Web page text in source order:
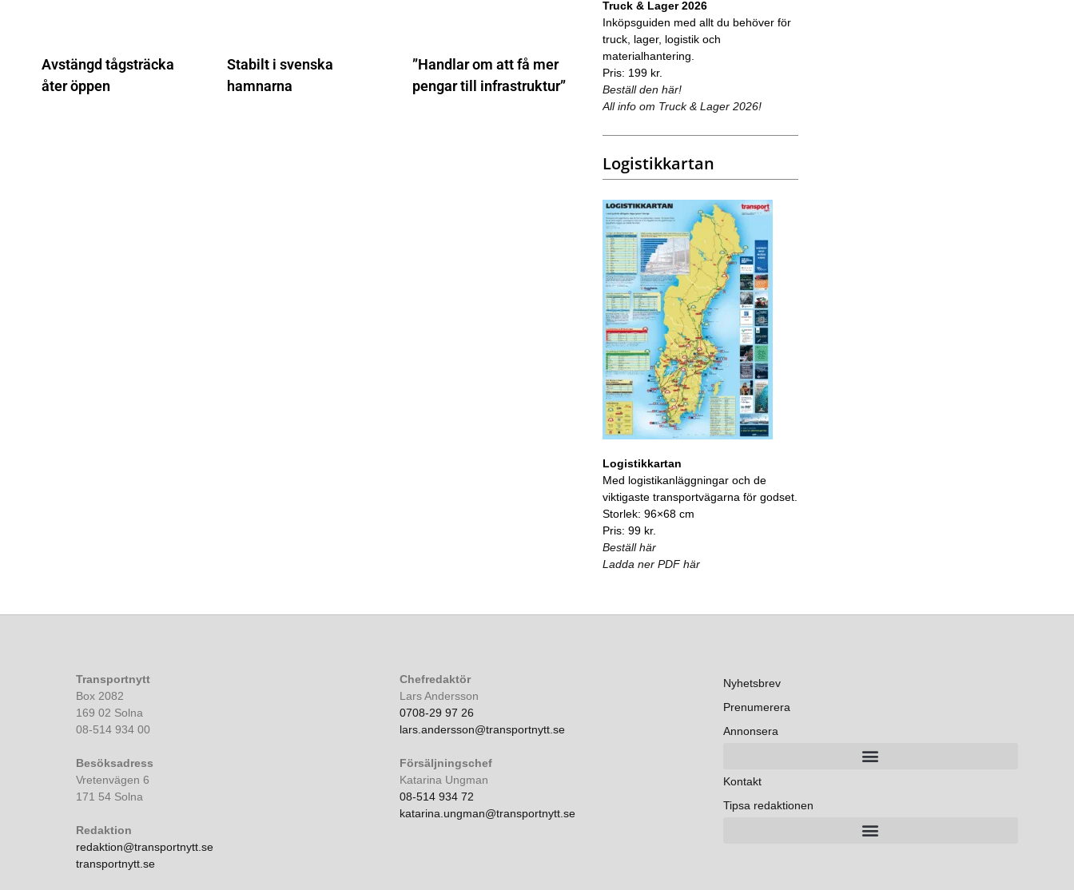
Avstängd tågsträcka
åter öppen
Stabilt i svenska
hamnarna
”Handlar om att få mer
pengar till infrastruktur”
Truck & Lager 2026
Inköpsguiden med allt du behöver för
truck, lager, logistik och
materialhantering.
Pris: 199 kr.
Beställ den här!
All info om Truck & Lager 2026!
Logistikkartan
Logistikkartan
Med logistikanläggningar och de
viktigaste transportvägarna för godset.
Storlek: 96×68 cm
Pris: 99 kr.
Beställ här
Ladda ner PDF här
Transportnytt
Box 2082
169 02 Solna
08-514 934 00
Besöksadress
Vretenvägen 6
171 54 Solna
Redaktion
redaktion@transportnytt.se
transportnytt.se
Chefredaktör
Lars Andersson
0708-29 97 26
lars.andersson@transportnytt.se
Försäljningschef
Katarina Ungman
08-514 934 72
katarina.ungman@transportnytt.se
Nyhetsbrev
Prenumerera
Annonsera
Kontakt
Tipsa redaktionen